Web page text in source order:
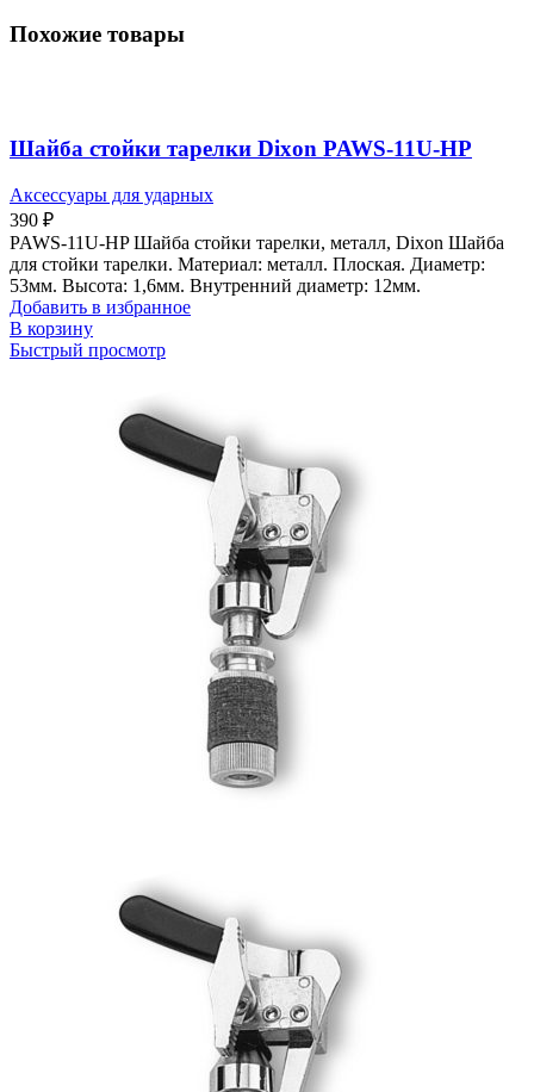
Похожие товары
Шайба стойки тарелки Dixon PAWS-11U-HP
Аксессуары для ударных
390 ₽
PAWS-11U-HP Шайба стойки тарелки, металл, Dixon Шайба
для стойки тарелки. Материал: металл. Плоская. Диаметр:
53мм. Высота: 1,6мм. Внутренний диаметр: 12мм.
Добавить в избранное
В корзину
Быстрый просмотр